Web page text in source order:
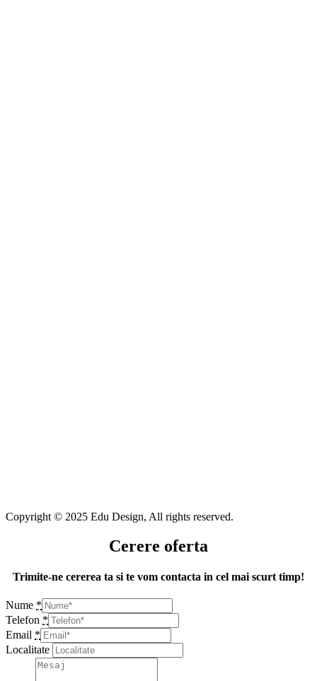
Copyright © 2025 Edu Design, All rights reserved.
Cerere oferta
Trimite-ne cererea ta si te vom contacta in cel mai scurt timp!
Nume *
Telefon *
Email *
Localitate